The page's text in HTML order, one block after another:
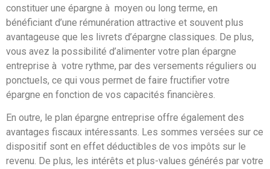
constituer une épargne à moyen ou long terme, en
bénéficiant d’une rémunération attractive et souvent plus
avantageuse que les livrets d’épargne classiques. De plus,
vous avez la possibilité d’alimenter votre plan épargne
entreprise à votre rythme, par des versements réguliers ou
ponctuels, ce qui vous permet de faire fructifier votre
épargne en fonction de vos capacités financières.
En outre, le plan épargne entreprise offre également des
avantages fiscaux intéressants. Les sommes versées sur ce
dispositif sont en effet déductibles de vos impôts sur le
revenu. De plus, les intérêts et plus-values générés par votre